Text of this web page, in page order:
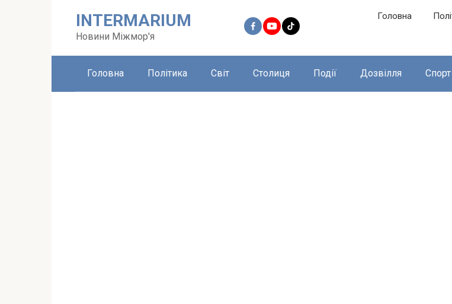
INTERMARIUM
Новини Міжмор'я
Головна
Головна Політика Світ Столиця Події Дозвілля Спорт